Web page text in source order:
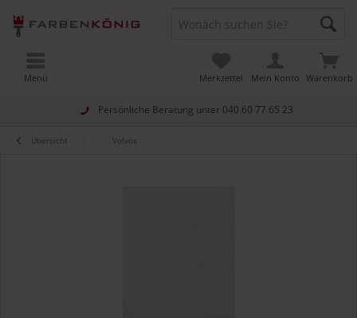
Persönliche Beratung unter 040 60 77 65 23
Warenkorb
Merkzettel Mein Konto
Menü
Übersicht Volvox